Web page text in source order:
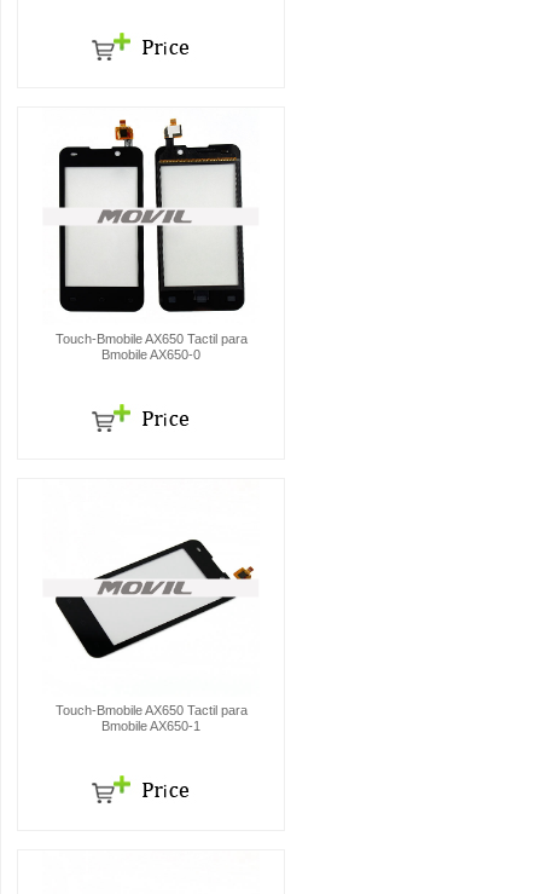
Touch-Bmobile AX650 Tactil para
Bmobile AX650-0
Touch-Bmobile AX650 Tactil para
Bmobile AX650-1